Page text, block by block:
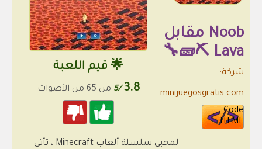
🌟 قيم اللعبة
3.8
/5 من 65 من الأصوات
Noob مقابل
Lava ⛏️🧱🔧
شركة:
minijuegosgratis.com
Code
HTML
لمحبي سلسلة ألعاب Minecraft ، تأتي